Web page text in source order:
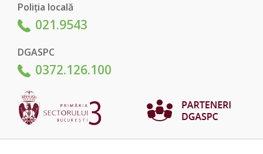
Poliția locală
021.9543
DGASPC
0372.126.100